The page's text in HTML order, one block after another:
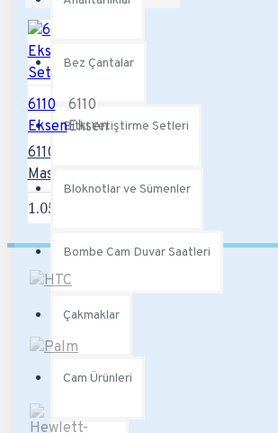
Bez Çantalar
Bitki Yetiştirme Setleri
Bloknotlar ve Sümenler
Bombe Cam Duvar Saatleri
Çakmaklar
Cam Ürünleri
6110
Eksen
6110
Eksen
6110 Eksen
Masa Seti
1.056,00TL